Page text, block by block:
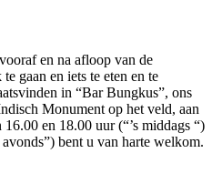
en na afloop van de
gaan en iets te eten en te
in “Bar Bungkus”, ons
Monument op het veld, aan
en 18.00 uur (“’s middags “)
bent u van harte welkom.